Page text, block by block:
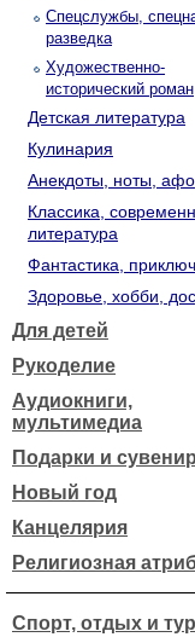
Спецслужбы,
разведка
Художественно-
исторический роман
Детская литература
Кулинария
Анекдоты, ноты,
Классика,
литература
Фантастика,
Здоровье, хобби,
Для детей
Рукоделие
Аудиокниги,
мультимедиа
Подарки и
Новый год
Канцелярия
Религиозная
Спорт, отдых и